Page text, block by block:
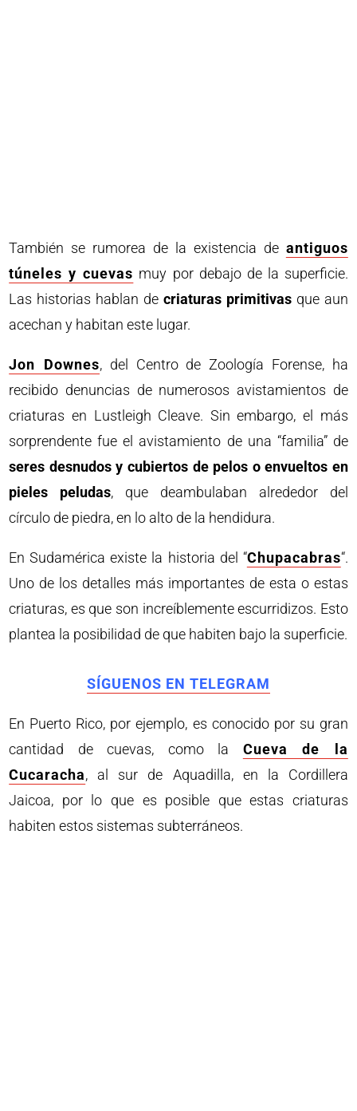
También se rumorea de la existencia de antiguos
túneles y cuevas muy por debajo de la superficie.
Las historias hablan de criaturas primitivasque aun
acechan y habitan este lugar.
Jon Downes, del Centro de Zoología Forense, ha
recibido denuncias de numerosos avistamientos de
criaturas en Lustleigh Cleave. Sin embargo, el más
sorprendente fue el avistamiento de una “familia” de
seres desnudos y cubiertos de pelos o envueltos en
pieles peludas, que deambulaban alrededor del
círculo de piedra, en lo alto de la hendidura.
En Sudamérica existe la historia del “Chupacabras“.
Uno de los detalles más importantes de esta o estas
criaturas, es que son increíblemente escurridizos. Esto
plantea la posibilidad de que habiten bajo la superficie.
SÍGUENOS EN TELEGRAM
En Puerto Rico, por ejemplo, es conocido por su gran
cantidad de cuevas, como la Cueva de la
Cucaracha, al sur de Aquadilla, en la Cordillera
Jaicoa, por lo que es posible que estas criaturas
habiten estos sistemas subterráneos.